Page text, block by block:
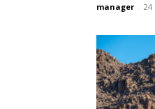
manager - 24